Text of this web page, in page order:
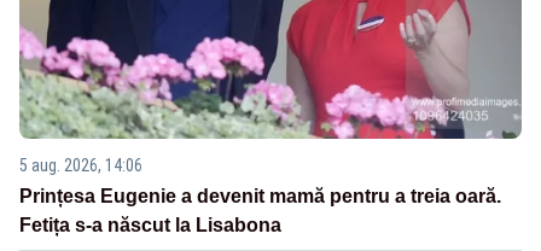
5 aug. 2026, 14:06
Prințesa Eugenie a devenit mamă pentru a treia oară.
Fetița s-a născut la Lisabona